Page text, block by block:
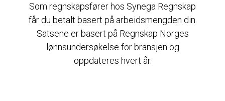
Som regnskapsfører hos Synega Regnskap
får du betalt basert på arbeidsmengden din.
Satsene er basert på Regnskap Norges
lønnsundersøkelse for bransjen og
oppdateres hvert år.